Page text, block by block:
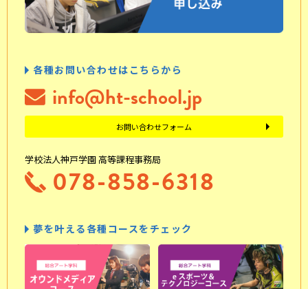
各種お問い合わせはこちらから
info@ht-school.jp
お問い合わせフォーム
学校法人神戸学園 高等課程事務局
078-858-6318
夢を叶える各種コースをチェック